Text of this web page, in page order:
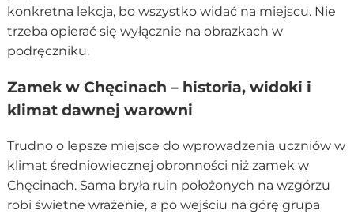
konkretna lekcja, bo wszystko widać na miejscu. Nie
trzeba opierać się wyłącznie na obrazkach w
podręczniku.
Zamek w Chęcinach – historia, widoki i
klimat dawnej warowni
Trudno o lepsze miejsce do wprowadzenia uczniów w
klimat średniowiecznej obronności niż zamek w
Chęcinach. Sama bryła ruin położonych na wzgórzu
robi świetne wrażenie, a po wejściu na górę grupa